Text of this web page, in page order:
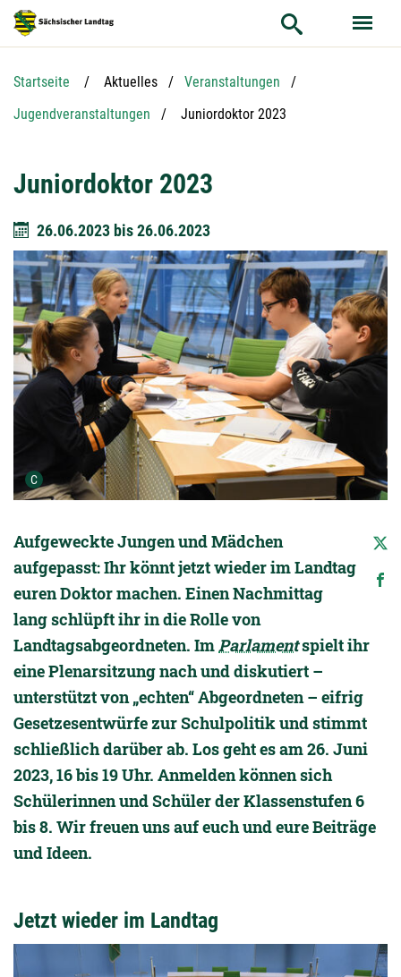
Hauptnavigation
Hauptinhalt
Service
Startseite Aktuelles
Veranstaltungen
Jugendveranstaltungen
Aktuelle Seite:
Juniordoktor 2023
Juniordoktor 2023
26.06.2023 bis26.06.2023
C Urheber der Grafik:
Aufgeweckte Jungen und Mädchen
aufgepasst: Ihr könnt jetzt wieder im Landtag
euren Doktor machen. Einen Nachmittag
lang schlüpft ihr in die Rolle von
Landtagsabgeordneten. ImParlamentspielt ihr
eine Plenarsitzung nach und diskutiert –
unterstützt von „echten“ Abgeordneten – eifrig
Gesetzesentwürfe zur Schulpolitik und stimmt
schließlich darüber ab. Los geht es am 26. Juni
2023, 16 bis 19 Uhr. Anmelden können sich
Schülerinnen und Schüler der Klassenstufen 6
bis 8. Wir freuen uns auf euch und eure Beiträge
und Ideen.
Jetzt wieder im Landtag